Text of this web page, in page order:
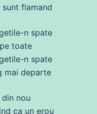
sunt flamand
n spate
pe toate
n spate
mai departe
din nou
ca un erou